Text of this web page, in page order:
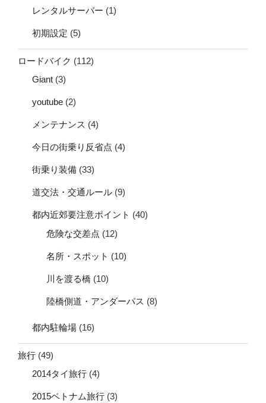
レンタルサーバー (1)
初期設定 (5)
ロードバイク (112)
Giant (3)
youtube (2)
メンテナンス (4)
今日の街乗り反省点 (4)
街乗り装備 (33)
道交法・交通ルール (9)
都内近郊要注意ポイント (40)
危険な交差点 (12)
名所・スポット (10)
川を渡る橋 (10)
陸橋側道・アンダーパス (8)
都内駐輪場 (16)
旅行 (49)
2014タイ旅行 (4)
2015ベトナム旅行 (3)